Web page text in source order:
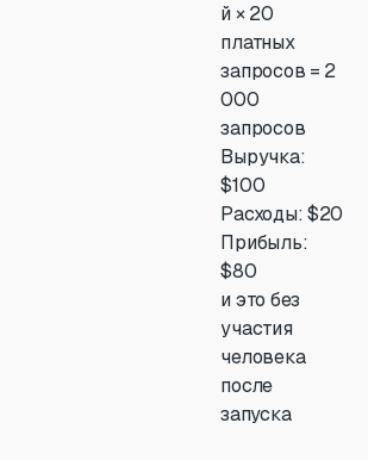
й × 20
платных
запросов = 2
000
запросов
Выручка:
$100
Расходы: $20
Прибыль:
$80
и это без
участия
человека
после
запуска